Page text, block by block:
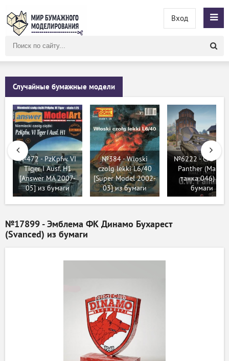
сайту
Вход
Случайные бумажные модели
№472 - PzKpfw. VI
Tiger I Ausf. H1
[Answer MA 2007-
05] из бумаги
№384 - Wloski
czolg lekki L6/40
[Super Model 2002-
03] из бумаги
№6222 - САУ
Panther (Макет
танка 046) из
бумаги
№17899 - Эмблема ФК Динамо Бухарест
(Svanced) из бумаги